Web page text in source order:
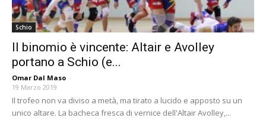
Schio
Il binomio è vincente: Altair e Avolley
portano a Schio (e...
Omar Dal Maso -
19 Marzo 2019
Il trofeo non va diviso a metà, ma tirato a lucido e apposto su un
unico altare. La bacheca fresca di vernice dell'Altair Avolley,...